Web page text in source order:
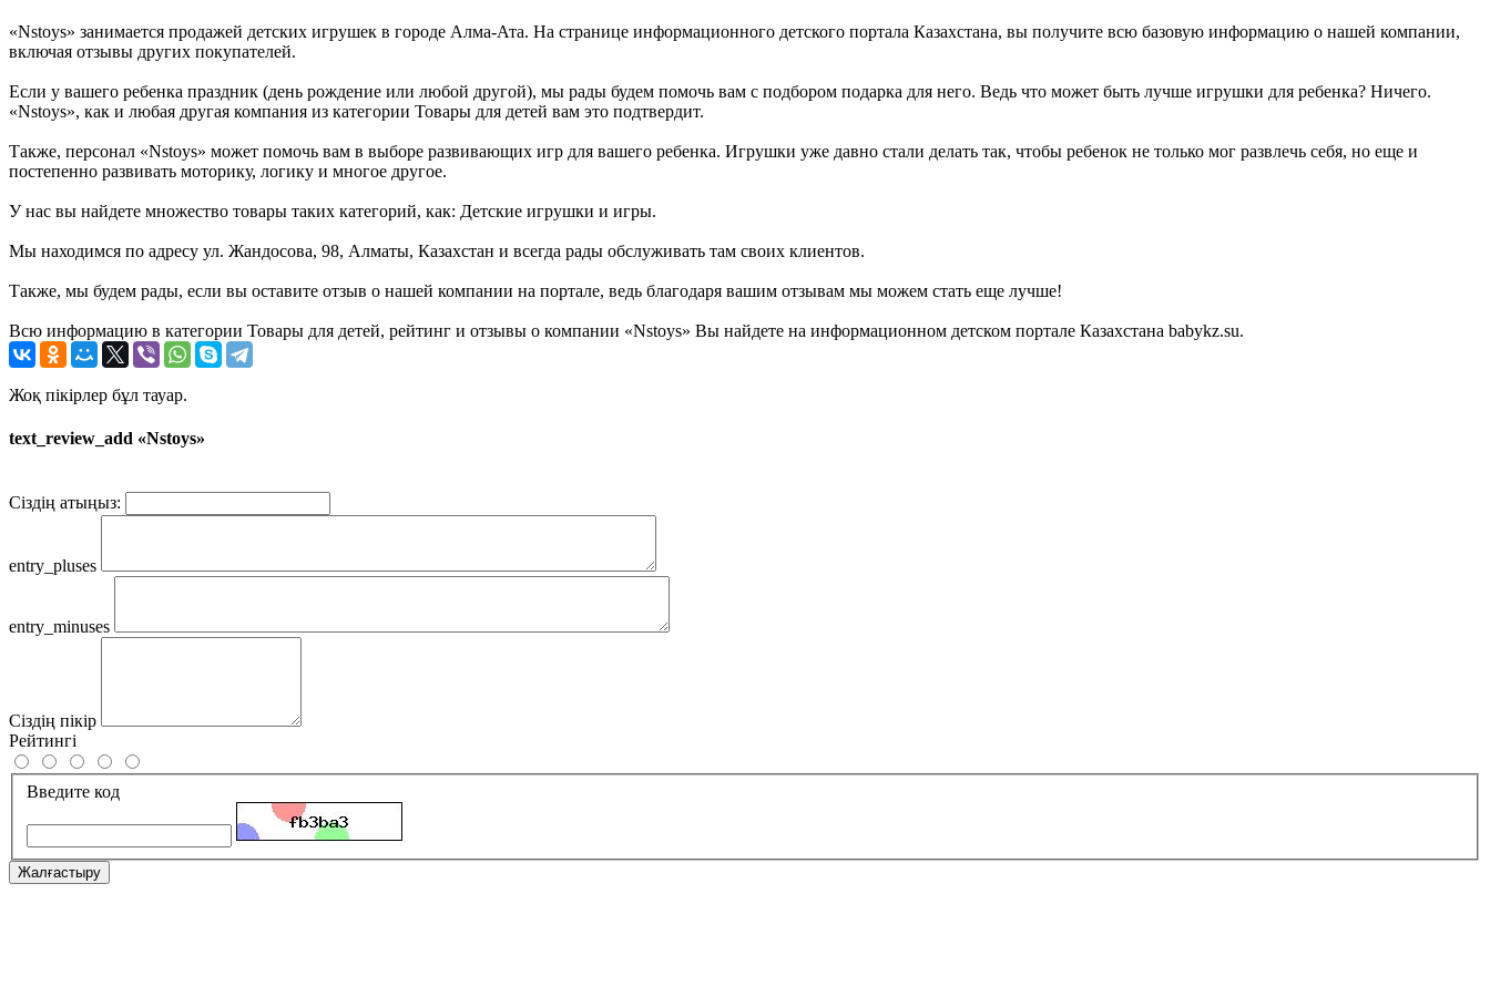
«Nstoys» занимается продажей детских игрушек в городе Алма-Ата. На странице информационного детского портала Казахстана, вы получите всю базовую информацию о нашей компании,
включая отзывы других покупателей.
Если у вашего ребенка праздник (день рождение или любой другой), мы рады будем помочь вам с подбором подарка для него. Ведь что может быть лучше игрушки для ребенка? Ничего.
«Nstoys», как и любая другая компания из категории Товары для детей вам это подтвердит.
Также, персонал «Nstoys» может помочь вам в выборе развивающих игр для вашего ребенка. Игрушки уже давно стали делать так, чтобы ребенок не только мог развлечь себя, но еще и
постепенно развивать моторику, логику и многое другое.
У нас вы найдете множество товары таких категорий, как: Детские игрушки и игры.
Мы находимся по адресу ул. Жандосова, 98, Алматы, Казахстан и всегда рады обслуживать там своих клиентов.
Также, мы будем рады, если вы оставите отзыв о нашей компании на портале, ведь благодаря вашим отзывам мы можем стать еще лучше!
Всю информацию в категории Товары для детей, рейтинг и отзывы о компании «Nstoys» Вы найдете на информационном детском портале Казахстана babykz.su.
Жоқ пікірлер бұл тауар.
text_review_add «Nstoys»
Сіздің атыңыз:
entry_pluses
entry_minuses
Сіздің пікір
Рейтингі
Введите код
Жалғастыру